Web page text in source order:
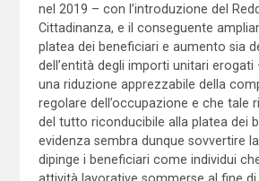
nel 2019 – con l’introduzione del
Cittadinanza, e il conseguente
platea dei beneficiari e aumento sia
dell’entità degli importi unitari erogati
una riduzione apprezzabile della
regolare dell’occupazione e che tale
del tutto riconducibile alla platea dei
evidenza sembra dunque sovvertire
dipinge i beneficiari come individui